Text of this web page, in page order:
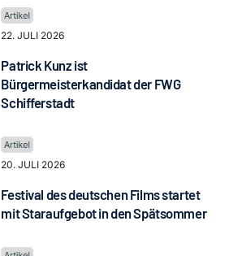
22. JULI 2026
Patrick Kunz ist
Bürgermeisterkandidat der FWG
Schifferstadt
20. JULI 2026
Festival des deutschen Films startet
mit Staraufgebot in den Spätsommer